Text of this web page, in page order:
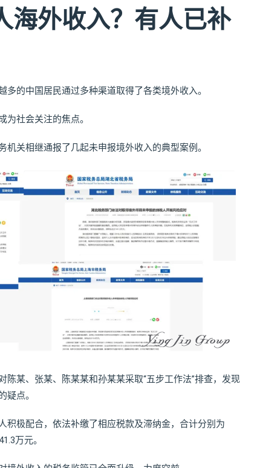
海外收入？有人已补
的中国居民通过多种渠道取得了各类境外收入。
为社会关注的焦点。
关相继通报了几起未申报境外收入的典型案例。
某、张某、陈某某和孙某某采取“五步工作法”排查，发现
疑点。
积极配合，依法补缴了相应税款及滞纳金，合计分别为
万元。